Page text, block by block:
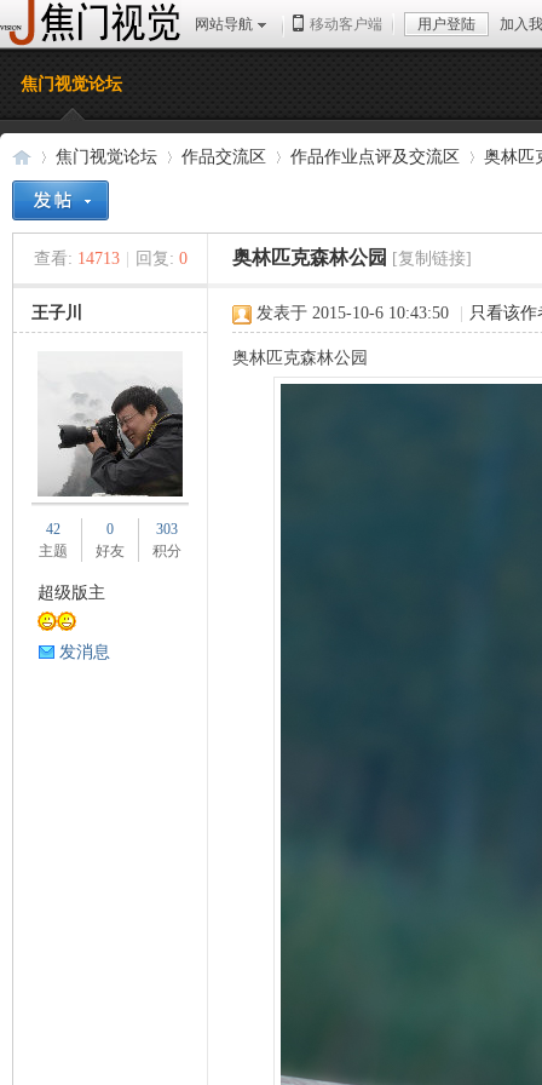
网站导航 移动客户端 用户登陆 加入
焦门视觉论坛
»
焦门视觉论坛
›
作品交流区
›
作品作业点评及交流区
›
奥林匹
查看: 14713 回复: 0 奥林匹克森林公园 [复制链接]
王子川
42
主题
0
好友
303
积分
超级版主
发消息
发表于 2015-10-6 10:43:50 只看该作
奥林匹克森林公园